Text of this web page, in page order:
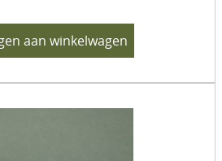
aan winkelwagen